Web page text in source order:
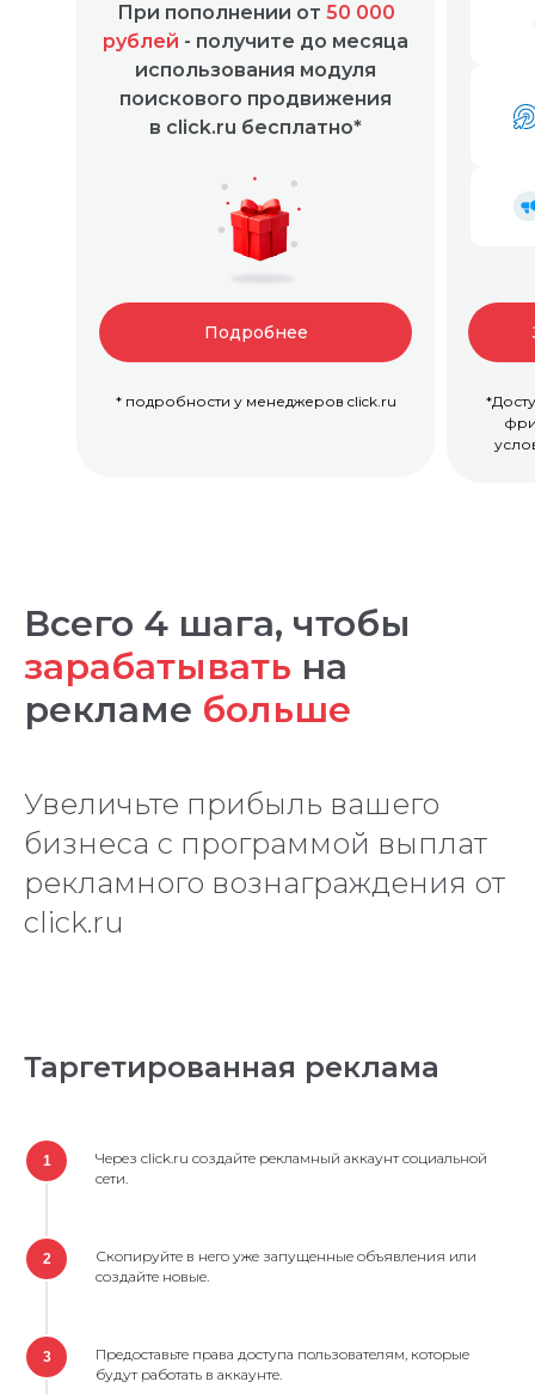
Простая и понятная маркировка любой
При пополнении от 50 000
рублей - получите до месяца
использования модуля
поискового продвижения
в click.ru бесплатно*
Подробнее
* подробности у менеджеров click.ru
Всего 4 шага, чтобы
зарабатывать на
рекламе больше
Увеличьте прибыль вашего
бизнеса с программой выплат
рекламного вознаграждения от
click.ru
Таргетированная реклама
1
Через click.ru создайте рекламный аккаунт социальной
сети.
2
Скопируйте в него уже запущенные объявления или
создайте новые.
3
Предоставьте права доступа пользователям, которые
будут работать в аккаунте.